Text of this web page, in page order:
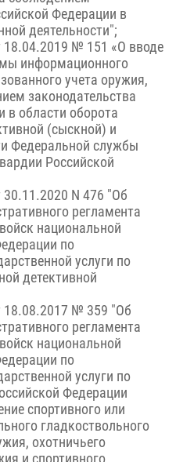
Федерации в
деятельности";
18.04.2019 № 151 «О вводе
информационного
учета оружия,
законодательства
в области оборота
(сыскной) и
Федеральной службы
Российской
N 476 "Об
регламента
национальной
по
услуги по
детективной
18.08.2017 № 359 "Об
регламента
национальной
по
услуги по
Федерации
спортивного или
гладкоствольного
охотничьего
и спортивного